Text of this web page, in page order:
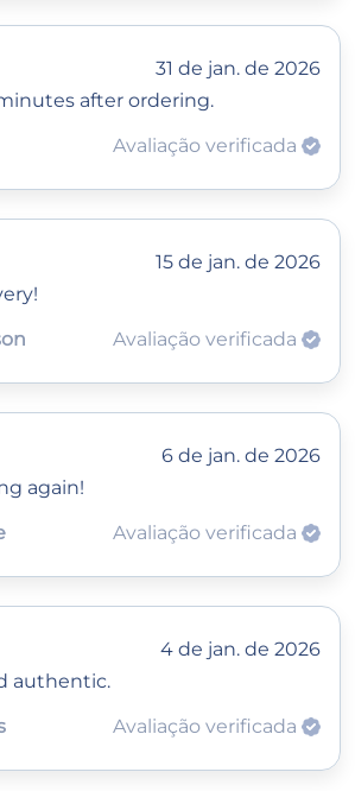
31 de jan. de 2026
after ordering.
Avaliação verificada
15 de jan. de 2026
Avaliação verificada
6 de jan. de 2026
again!
Avaliação verificada
4 de jan. de 2026
authentic.
Avaliação verificada